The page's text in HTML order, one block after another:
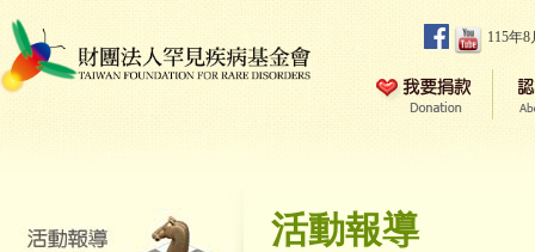
115年
活動報導